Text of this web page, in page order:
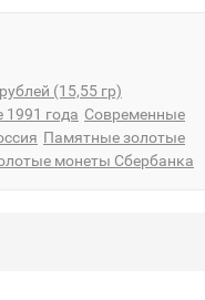
(15,55 гр)
1991 года Современные
Памятные золотые
монеты Сбербанка